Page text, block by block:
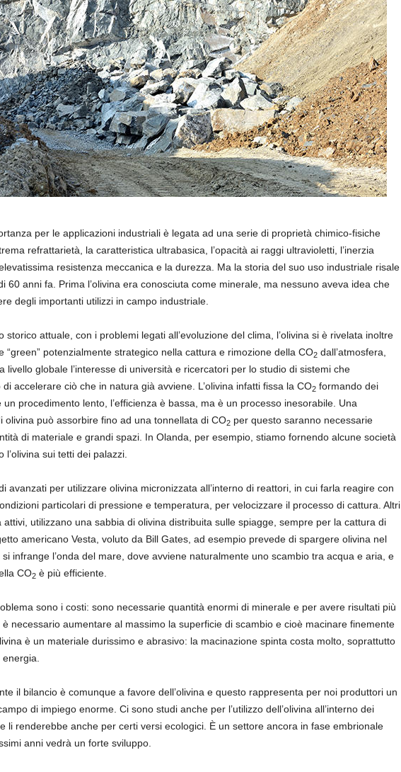
per le applicazioni industriali è legata ad una serie di proprietà chimico-fisiche
refrattarietà, la caratteristica ultrabasica, l’opacità ai raggi ultravioletti, l’inerzia
resistenza meccanica e la durezza. Ma la storia del suo uso industriale risale
60 anni fa. Prima l’olivina era conosciuta come minerale, ma nessuno aveva idea che
degli importanti utilizzi in campo industriale.
storico attuale, con i problemi legati all’evoluzione del clima, l’olivina si è rivelata inoltre
“green” potenzialmente strategico nella cattura e rimozione della CO2dall’atmosfera,
livello globale l’interesse di università e ricercatori per lo studio di sistemi che
accelerare ciò che in natura già avviene. L’olivina infatti fissa la CO2formando dei
un procedimento lento, l’efficienza è bassa, ma è un processo inesorabile. Una
olivina può assorbire fino ad una tonnellata di CO2per questo saranno necessarie
di materiale e grandi spazi. In Olanda, per esempio, stiamo fornendo alcune società
l’olivina sui tetti dei palazzi.
avanzati per utilizzare olivina micronizzata all’interno di reattori, in cui farla reagire con
particolari di pressione e temperatura, per velocizzare il processo di cattura. Altri
attivi, utilizzano una sabbia di olivina distribuita sulle spiagge, sempre per la cattura di
americano Vesta, voluto da Bill Gates, ad esempio prevede di spargere olivina nel
si infrange l’onda del mare, dove avviene naturalmente uno scambio tra acqua e aria, e
CO2è più efficiente.
sono i costi: sono necessarie quantità enormi di minerale e per avere risultati più
è necessario aumentare al massimo la superficie di scambio e cioè macinare finemente
è un materiale durissimo e abrasivo: la macinazione spinta costa molto, soprattutto
il bilancio è comunque a favore dell’olivina e questo rappresenta per noi produttori un
di impiego enorme. Ci sono studi anche per l’utilizzo dell’olivina all’interno dei
li renderebbe anche per certi versi ecologici. È un settore ancora in fase embrionale
anni vedrà un forte sviluppo.